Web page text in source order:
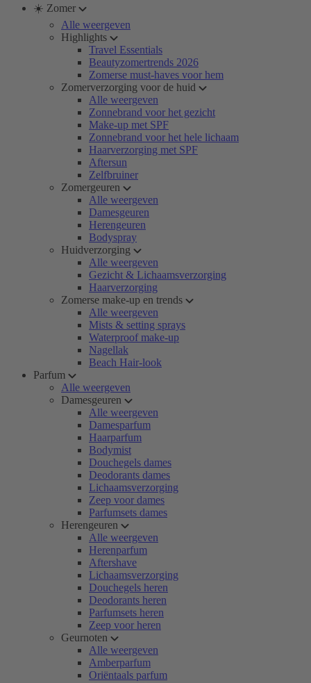
☀️ Zomer
Alle weergeven
Highlights
Travel Essentials
Beautyzomertrends 2026
Zomerse must-haves voor hem
Zomerverzorging voor de huid
Alle weergeven
Zonnebrand voor het gezicht
Make-up met SPF
Zonnebrand voor het hele lichaam
Haarverzorging met SPF
Aftersun
Zelfbruiner
Zomergeuren
Alle weergeven
Damesgeuren
Herengeuren
Bodyspray
Huidverzorging
Alle weergeven
Gezicht & Lichaamsverzorging
Haarverzorging
Zomerse make-up en trends
Alle weergeven
Mists & setting sprays
Waterproof make-up
Nagellak
Beach Hair-look
Parfum
Alle weergeven
Damesgeuren
Alle weergeven
Damesparfum
Haarparfum
Bodymist
Douchegels dames
Deodorants dames
Lichaamsverzorging
Zeep voor dames
Parfumsets dames
Herengeuren
Alle weergeven
Herenparfum
Aftershave
Lichaamsverzorging
Douchegels heren
Deodorants heren
Parfumsets heren
Zeep voor heren
Geurnoten
Alle weergeven
Amberparfum
Oriëntaals parfum